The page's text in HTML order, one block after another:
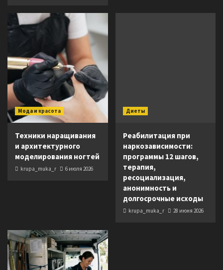
Мода и красота
Техники наращивания
и архитектурного
моделирования ногтей
krupa_muka_r 6 июля 2026
Диеты
Реабилитация при
наркозависимости:
программы 12 шагов,
терапия,
ресоциализация,
анонимность и
долгосрочные исходы
krupa_muka_r 28 июня 2026